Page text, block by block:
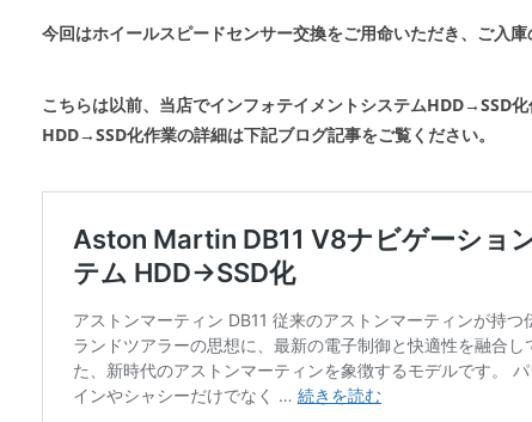
今回はホイールスピードセンサー交換をご用命いただき、ご入庫
こちらは以前、当店でインフォテイメントシステムHDD→SSD化
HDD→SSD化作業の詳細は下記ブログ記事をご覧ください。